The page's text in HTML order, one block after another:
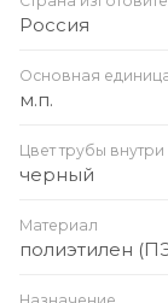
Россия
Основная
м.п.
Цвет трубы внутри
черный
Материал
полиэтилен